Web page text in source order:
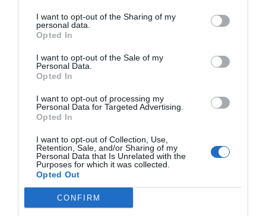
I want to opt-out of the Sharing of my
personal data.
Opted In
I want to opt-out of the Sale of my
Personal Data.
Opted In
I want to opt-out of processing my
Personal Data for Targeted Advertising.
Opted In
I want to opt-out of Collection, Use,
Retention, Sale, and/or Sharing of my
Personal Data that Is Unrelated with the
Purposes for which it was collected.
Opted Out
CONFIRM
Destacados
de uso humano: seguridad y
24 Congreso Nacional
Farmacéutico de Oviedo
NOTICIAS Y NOVEDADES
La farmacia, un apoyo esencial en